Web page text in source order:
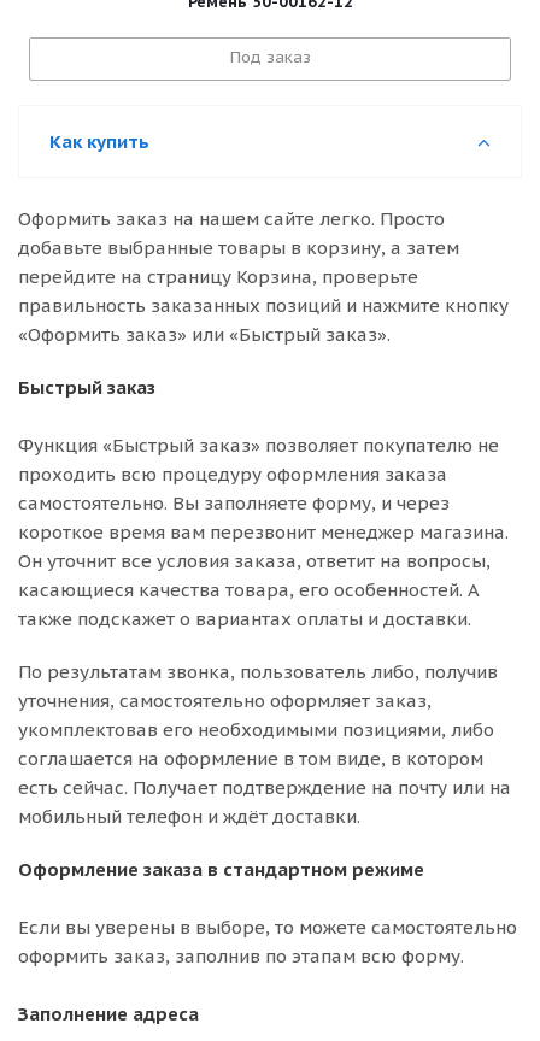
Под заказ
Как купить
Оформить заказ на нашем сайте легко. Просто
добавьте выбранные товары в корзину, а затем
перейдите на страницу Корзина, проверьте
правильность заказанных позиций и нажмите кнопку
«Оформить заказ» или «Быстрый заказ».
Быстрый заказ
Функция «Быстрый заказ» позволяет покупателю не
проходить всю процедуру оформления заказа
самостоятельно. Вы заполняете форму, и через
короткое время вам перезвонит менеджер магазина.
Он уточнит все условия заказа, ответит на вопросы,
касающиеся качества товара, его особенностей. А
также подскажет о вариантах оплаты и доставки.
По результатам звонка, пользователь либо, получив
уточнения, самостоятельно оформляет заказ,
укомплектовав его необходимыми позициями, либо
соглашается на оформление в том виде, в котором
есть сейчас. Получает подтверждение на почту или на
мобильный телефон и ждёт доставки.
Оформление заказа в стандартном режиме
Если вы уверены в выборе, то можете самостоятельно
оформить заказ, заполнив по этапам всю форму.
Заполнение адреса